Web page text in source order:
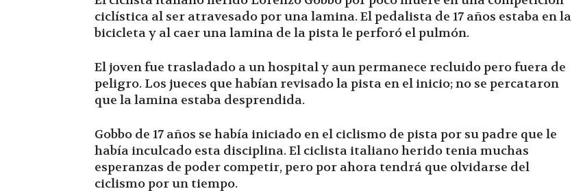
ciclística al ser atravesado por una lamina. El pedalista de 17 años estaba en la
bicicleta y al caer una lamina de la pista le perforó el pulmón.
El joven fue trasladado a un hospital y aun permanece recluido pero fuera de
peligro. Los jueces que habían revisado la pista en el inicio; no se percataron
que la lamina estaba desprendida.
Gobbo de 17 años se había iniciado en el ciclismo de pista por su padre que le
había inculcado esta disciplina. El ciclista italiano herido tenia muchas
esperanzas de poder competir, pero por ahora tendrá que olvidarse del
ciclismo por un tiempo.